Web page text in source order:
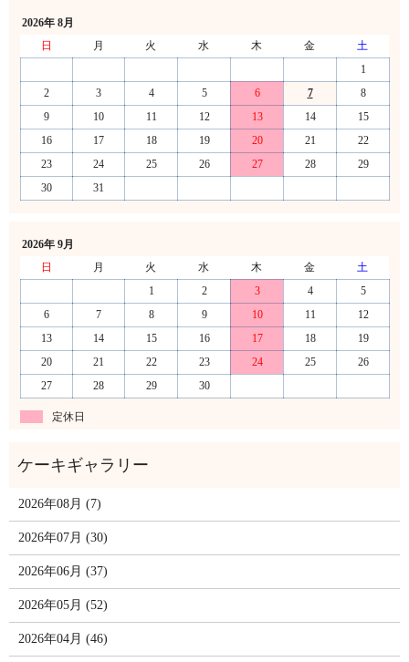
2026年 8月
日
月 火 水 木 金
土
1
2
3 4 5 6 7
8
9
10 11 12 13 14
15
16
17 18 19 20 21
22
23
24 25 26 27 28
29
30
31
2026年 9月
日
月 火 水 木 金
土
1
2 3 4
5
6
7 8 9 10 11
12
13
14 15 16 17 18
19
20
21 22 23 24 25
26
27
28 29 30
定休日
2026年08月 (7)
2026年07月 (30)
2026年06月 (37)
2026年05月 (52)
2026年04月 (46)